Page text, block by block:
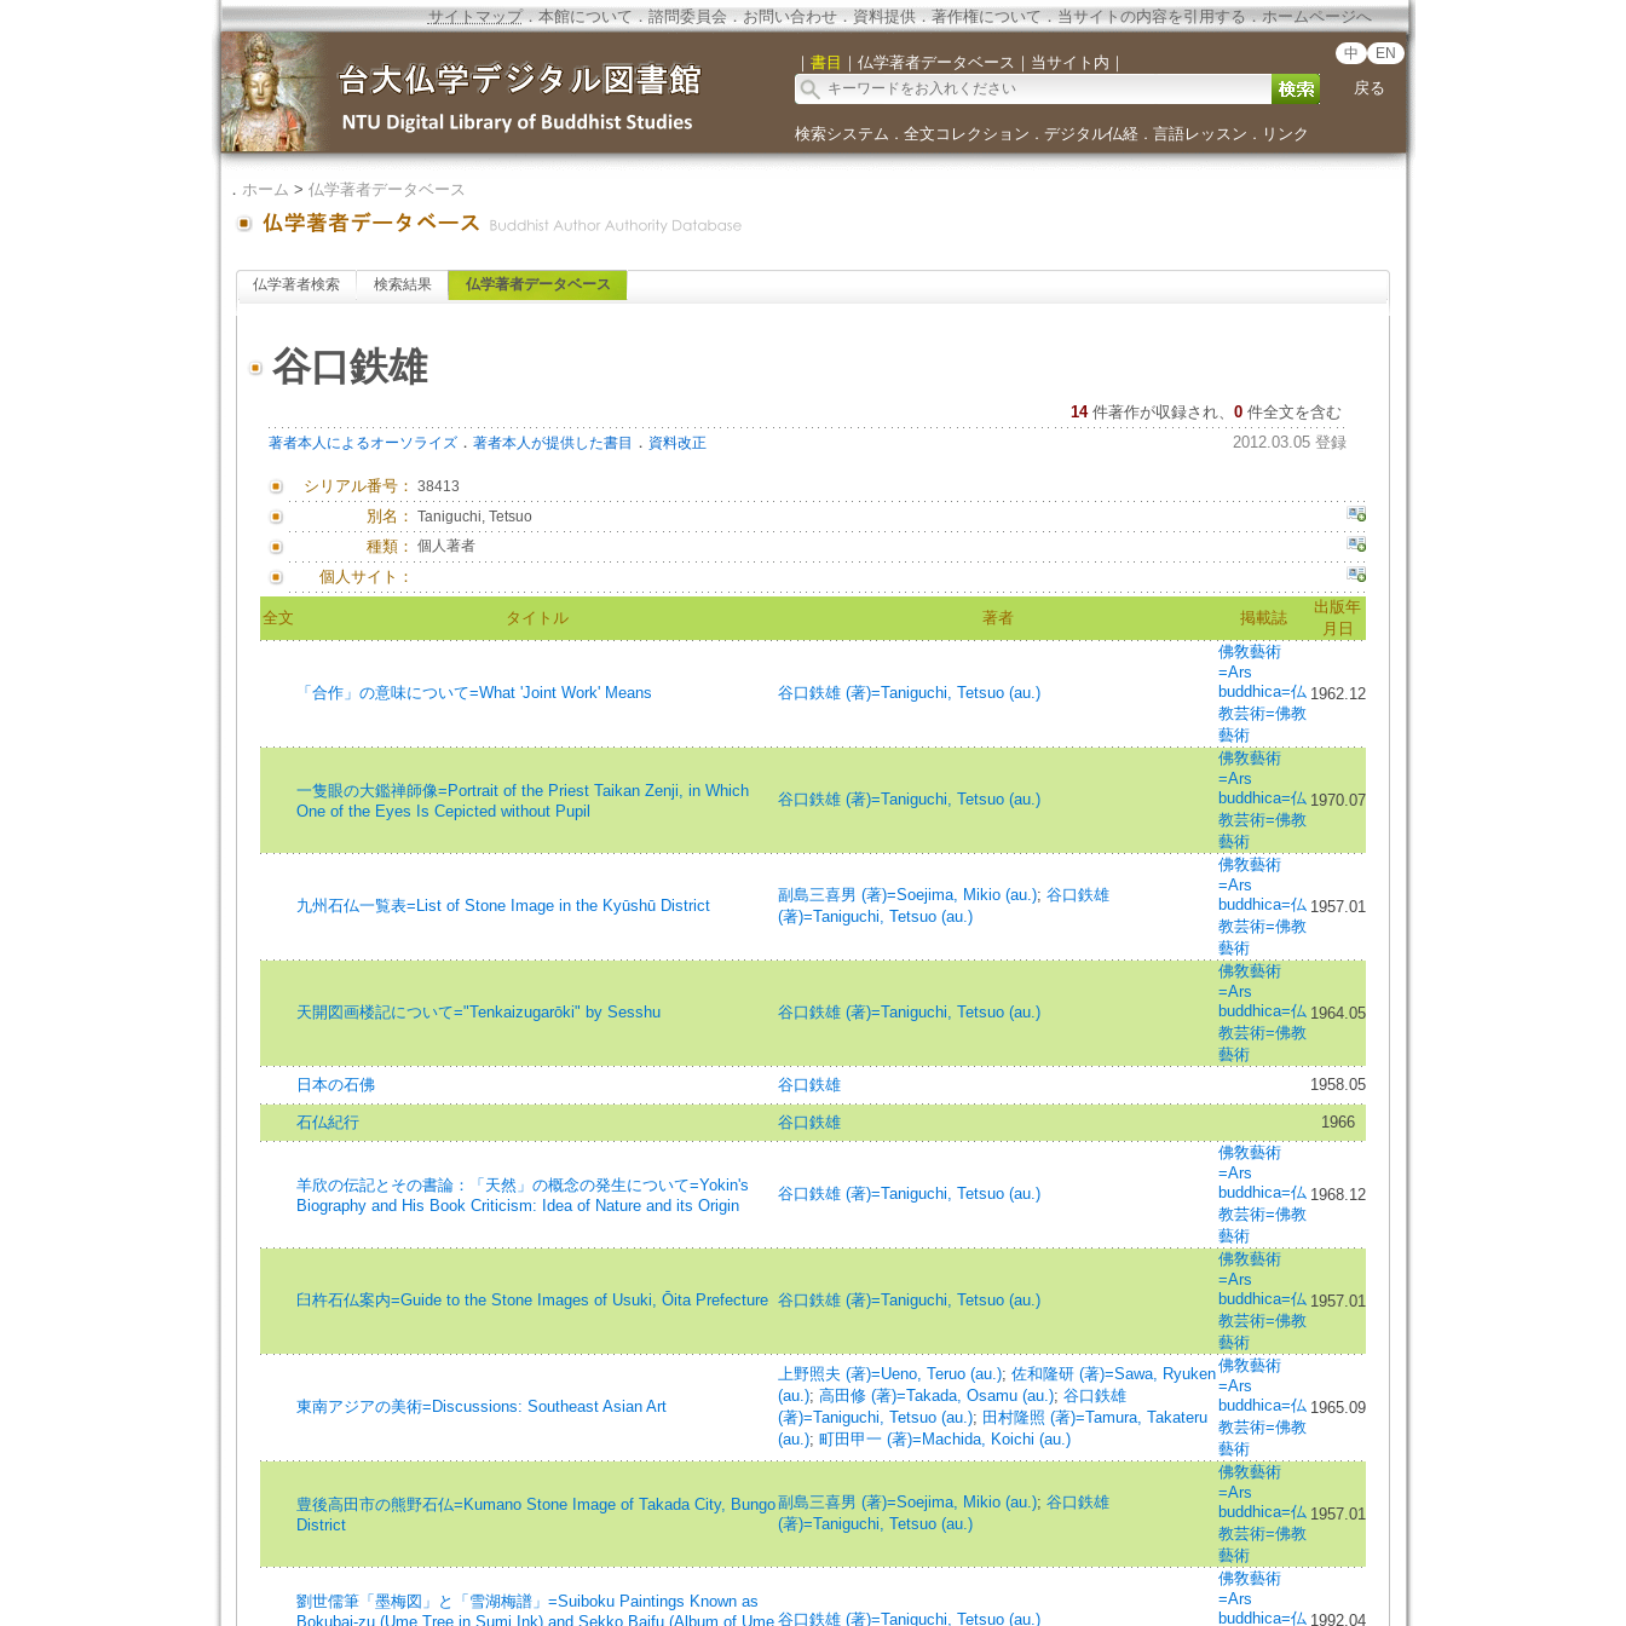
サイトマップ．本館について．諮問委員会． お問い合わせ． 資料提供．著作権について．当サイトの内容を引用する．ホームページへ
｜ 書目 ｜ 仏学著者データベース ｜ 当サイト内 ｜ 中 EN
戻る
検索システム ． 全文コレクション ． デジタル仏経． 言語レッスン ． リンク
． ホーム > 仏学著者データベース
仏学著者検索 検索結果 仏学著者データベース
谷口鉄雄
14 件著作が収録され、 0件全文を含む
著者本人によるオーソライズ． 著者本人が提供した書目 ． 資料改正 2012.03.05 登録
シリアル番号： 38413
別名： Taniguchi, Tetsuo
種類： 個人著者
個人サイト：
全文 タイトル 著者 掲載誌
出版年
月日
「合作」の意味について=What 'Joint Work' Means 谷口鉄雄 (著)=Taniguchi, Tetsuo (au.)
佛敎藝術
=Ars
buddhica=仏
教芸術=佛教
藝術
1962.12
一隻眼の大鑑禅師像=Portrait of the Priest Taikan Zenji, in Which
One of the Eyes Is Cepicted without Pupil
谷口鉄雄 (著)=Taniguchi, Tetsuo (au.)
佛敎藝術
=Ars
buddhica=仏
教芸術=佛教
藝術
1970.07
九州石仏一覧表=List of Stone Image in the Kyūshū District
副島三喜男 (著)=Soejima, Mikio (au.); 谷口鉄雄
(著)=Taniguchi, Tetsuo (au.)
佛敎藝術
=Ars
buddhica=仏
教芸術=佛教
藝術
1957.01
天開図画楼記について="Tenkaizugarōki" by Sesshu 谷口鉄雄 (著)=Taniguchi, Tetsuo (au.)
佛敎藝術
=Ars
buddhica=仏
教芸術=佛教
藝術
1964.05
日本の石佛 谷口鉄雄 1958.05
石仏紀行 谷口鉄雄 1966
羊欣の伝記とその書論：「天然」の概念の発生について=Yokin's
Biography and His Book Criticism: Idea of Nature and its Origin
谷口鉄雄 (著)=Taniguchi, Tetsuo (au.)
佛敎藝術
=Ars
buddhica=仏
教芸術=佛教
藝術
1968.12
臼杵石仏案内=Guide to the Stone Images of Usuki, Ōita Prefecture 谷口鉄雄 (著)=Taniguchi, Tetsuo (au.)
佛敎藝術
=Ars
buddhica=仏
教芸術=佛教
藝術
1957.01
東南アジアの美術=Discussions: Southeast Asian Art
上野照夫 (著)=Ueno, Teruo (au.); 佐和隆研 (著)=Sawa, Ryuken
(au.); 高田修 (著)=Takada, Osamu (au.); 谷口鉄雄
(著)=Taniguchi, Tetsuo (au.); 田村隆照 (著)=Tamura, Takateru
(au.); 町田甲一 (著)=Machida, Koichi (au.)
佛敎藝術
=Ars
buddhica=仏
教芸術=佛教
藝術
1965.09
豊後高田市の熊野石仏=Kumano Stone Image of Takada City, Bungo
District
副島三喜男 (著)=Soejima, Mikio (au.); 谷口鉄雄
(著)=Taniguchi, Tetsuo (au.)
佛敎藝術
=Ars
buddhica=仏
教芸術=佛教
藝術
1957.01
劉世儒筆「墨梅図」と「雪湖梅譜」=Suiboku Paintings Known as
Bokubai-zu (Ume Tree in Sumi Ink) and Sekko Baifu (Album of Ume 谷口鉄雄 (著)=Taniguchi, Tetsuo (au.)
佛敎藝術
=Ars
buddhica=仏 1992.04